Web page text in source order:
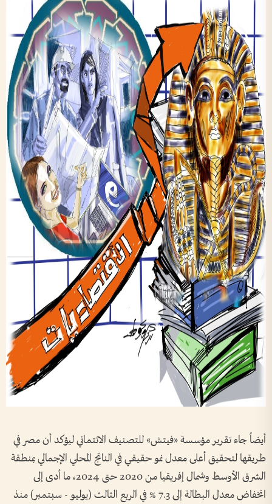
أيضاً جاء تقرير مؤسسة «فيتش» للتصنيف الائتماني ليؤكد أن مصر في
طريقها لتحقيق أعلى معدل نمو حقيقي في الناتج المحلي الإجمالي بمنطقة
الشرق الأوسط وشمال إفريقيا من 2020 حتى 2024، ما أدى إلى
انخفاض معدل البطالة إلى 7.3 % في الربع الثالث (يوليو - سبتمبر) منذ